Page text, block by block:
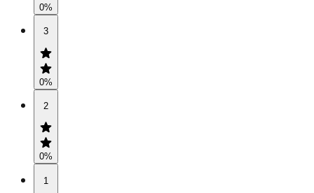
0%
3
0%
2
0%
1